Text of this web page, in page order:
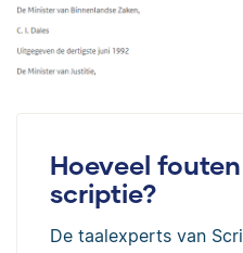
Hoeveel
scriptie?
De taalexperts van